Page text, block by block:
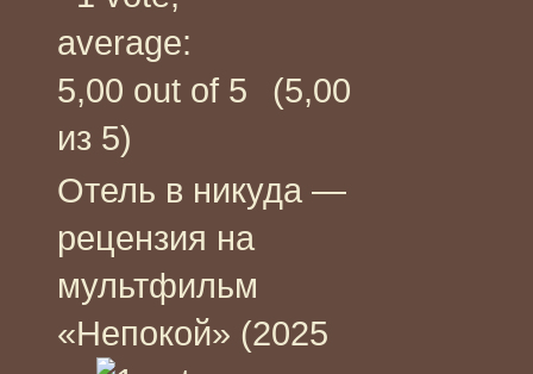
(5,00
из 5)
Отель в никуда —
рецензия на
мультфильм
«Непокой» (2025